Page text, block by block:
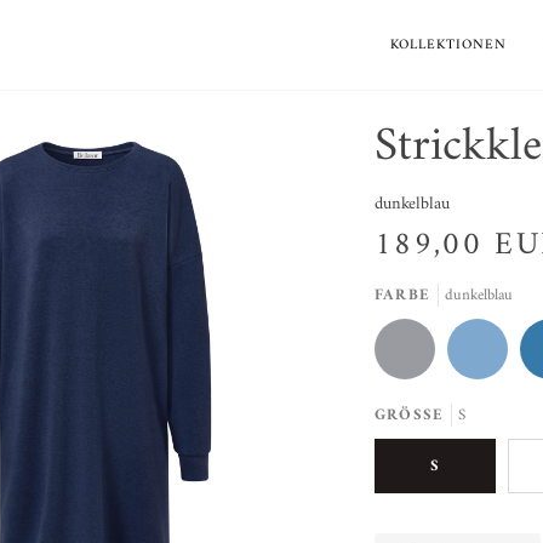
KOLLEKTIONEN
dunkelblau
189,00
FARBE dunkelblau
GRÖSSE
S
S